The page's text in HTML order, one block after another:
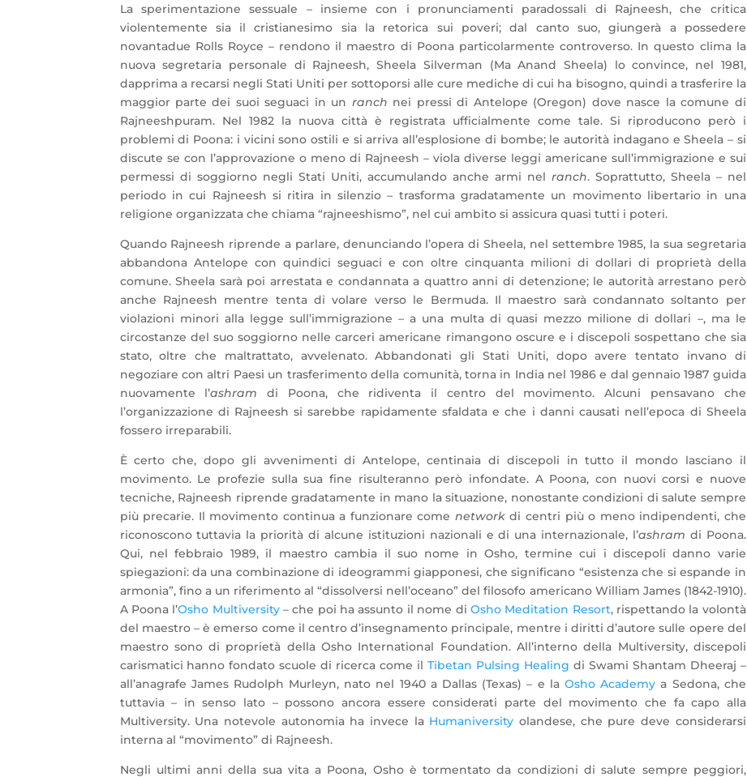
La sperimentazione sessuale – insieme con i pronunciamenti paradossali di Rajneesh, che critica
violentemente sia il cristianesimo sia la retorica sui poveri; dal canto suo, giungerà a possedere
novantadue Rolls Royce – rendono il maestro di Poona particolarmente controverso. In questo clima la
nuova segretaria personale di Rajneesh, Sheela Silverman (Ma Anand Sheela) lo convince, nel 1981,
dapprima a recarsi negli Stati Uniti per sottoporsi alle cure mediche di cui ha bisogno, quindi a trasferire la
maggior parte dei suoi seguaci in un ranch nei pressi di Antelope (Oregon) dove nasce la comune di
Rajneeshpuram. Nel 1982 la nuova città è registrata ufficialmente come tale. Si riproducono però i
problemi di Poona: i vicini sono ostili e si arriva all’esplosione di bombe; le autorità indagano e Sheela – si
discute se con l’approvazione o meno di Rajneesh – viola diverse leggi americane sull’immigrazione e sui
permessi di soggiorno negli Stati Uniti, accumulando anche armi nel ranch. Soprattutto, Sheela – nel
periodo in cui Rajneesh si ritira in silenzio – trasforma gradatamente un movimento libertario in una
religione organizzata che chiama “rajneeshismo”, nel cui ambito si assicura quasi tutti i poteri.
Quando Rajneesh riprende a parlare, denunciando l’opera di Sheela, nel settembre 1985, la sua segretaria
abbandona Antelope con quindici seguaci e con oltre cinquanta milioni di dollari di proprietà della
comune. Sheela sarà poi arrestata e condannata a quattro anni di detenzione; le autorità arrestano però
anche Rajneesh mentre tenta di volare verso le Bermuda. Il maestro sarà condannato soltanto per
violazioni minori alla legge sull’immigrazione – a una multa di quasi mezzo milione di dollari –, ma le
circostanze del suo soggiorno nelle carceri americane rimangono oscure e i discepoli sospettano che sia
stato, oltre che maltrattato, avvelenato. Abbandonati gli Stati Uniti, dopo avere tentato invano di
negoziare con altri Paesi un trasferimento della comunità, torna in India nel 1986 e dal gennaio 1987 guida
nuovamente l’ashram di Poona, che ridiventa il centro del movimento. Alcuni pensavano che
l’organizzazione di Rajneesh si sarebbe rapidamente sfaldata e che i danni causati nell’epoca di Sheela
fossero irreparabili.
È certo che, dopo gli avvenimenti di Antelope, centinaia di discepoli in tutto il mondo lasciano il
movimento. Le profezie sulla sua fine risulteranno però infondate. A Poona, con nuovi corsi e nuove
tecniche, Rajneesh riprende gradatamente in mano la situazione, nonostante condizioni di salute sempre
più precarie. Il movimento continua a funzionare come networkdi centri più o meno indipendenti, che
riconoscono tuttavia la priorità di alcune istituzioni nazionali e di una internazionale, l’ashram di Poona.
Qui, nel febbraio 1989, il maestro cambia il suo nome in Osho, termine cui i discepoli danno varie
spiegazioni: da una combinazione di ideogrammi giapponesi, che significano “esistenza che si espande in
armonia”, fino a un riferimento al “dissolversi nell’oceano” del filosofo americano William James (1842-1910).
A Poona l’Osho Multiversity– che poi ha assunto il nome di Osho Meditation Resort, rispettando la volontà
del maestro – è emerso come il centro d’insegnamento principale, mentre i diritti d’autore sulle opere del
maestro sono di proprietà della Osho International Foundation. All’interno della Multiversity, discepoli
carismatici hanno fondato scuole di ricerca come ilTibetan Pulsing Healing di Swami Shantam Dheeraj –
all’anagrafe James Rudolph Murleyn, nato nel 1940 a Dallas (Texas) – e laOsho Academy a Sedona, che
tuttavia – in senso lato – possono ancora essere considerati parte del movimento che fa capo alla
Multiversity. Una notevole autonomia ha invece la Humaniversityolandese, che pure deve considerarsi
interna al “movimento” di Rajneesh.
Negli ultimi anni della sua vita a Poona, Osho è tormentato da condizioni di salute sempre peggiori,